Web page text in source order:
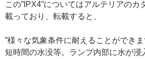
この”IPX4”についてはアルテリアのカ
載っており、転載すると、
”様々な気象条件に耐えることができま
短時間の水没等。ランプ内部に水が浸